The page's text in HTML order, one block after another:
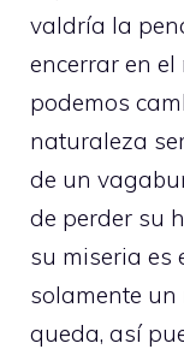
valdría la
encerrar en
podemos
naturaleza
de un
de perder su
su miseria es
solamente un
queda, así